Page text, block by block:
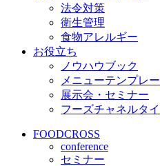
法令対策
衛生管理
食物アレルギー
お役立ち
ノウハウブック
メニューテンプレー
展示会・セミナー
フーズチャネルタ
FOODCROSS
conference
セミナー